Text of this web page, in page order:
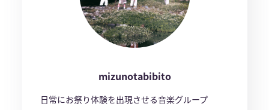
mizunotabibito
日常にお祭り体験を出現させる音楽グループ